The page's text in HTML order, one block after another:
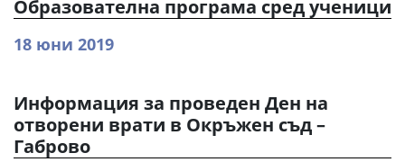
Образователна програма сред ученици
18 юни 2019
Информация за проведен Ден на
отворени врати в Окръжен съд –
Габрово